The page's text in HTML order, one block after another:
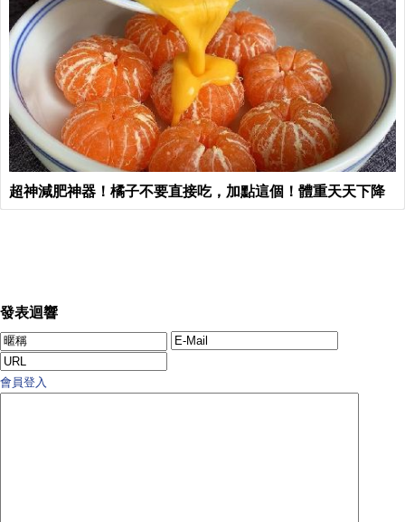
超神減肥神器！橘子不要直接吃，加點這個！體重天天下降
發表迴響
會員登入